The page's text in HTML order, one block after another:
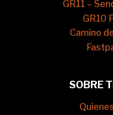
GR11 –
GR10
Camino
SOBRE